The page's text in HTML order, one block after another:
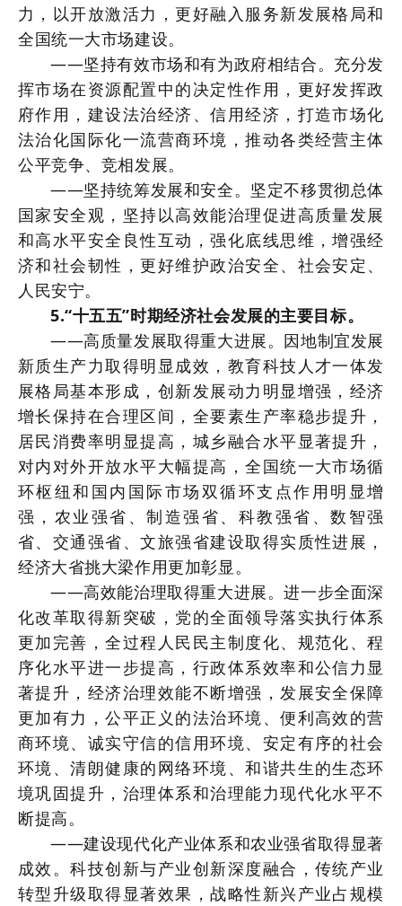
力，以开放激活力，更好融入服务新发展格局和
全国统一大市场建设。
——坚持有效市场和有为政府相结合。充分发
挥市场在资源配置中的决定性作用，更好发挥政
府作用，建设法治经济、信用经济，打造市场化
法治化国际化一流营商环境，推动各类经营主体
公平竞争、竞相发展。
——坚持统筹发展和安全。坚定不移贯彻总体
国家安全观，坚持以高效能治理促进高质量发展
和高水平安全良性互动，强化底线思维，增强经
济和社会韧性，更好维护政治安全、社会安定、
人民安宁。
5.“十五五”时期经济社会发展的主要目标。
——高质量发展取得重大进展。因地制宜发展
新质生产力取得明显成效，教育科技人才一体发
展格局基本形成，创新发展动力明显增强，经济
增长保持在合理区间，全要素生产率稳步提升，
居民消费率明显提高，城乡融合水平显著提升，
对内对外开放水平大幅提高，全国统一大市场循
环枢纽和国内国际市场双循环支点作用明显增
强，农业强省、制造强省、科教强省、数智强
省、交通强省、文旅强省建设取得实质性进展，
经济大省挑大梁作用更加彰显。
——高效能治理取得重大进展。进一步全面深
化改革取得新突破，党的全面领导落实执行体系
更加完善，全过程人民民主制度化、规范化、程
序化水平进一步提高，行政体系效率和公信力显
著提升，经济治理效能不断增强，发展安全保障
更加有力，公平正义的法治环境、便利高效的营
商环境、诚实守信的信用环境、安定有序的社会
环境、清朗健康的网络环境、和谐共生的生态环
境巩固提升，治理体系和治理能力现代化水平不
断提高。
——建设现代化产业体系和农业强省取得显著
成效。科技创新与产业创新深度融合，传统产业
转型升级取得显著效果，战略性新兴产业占规模